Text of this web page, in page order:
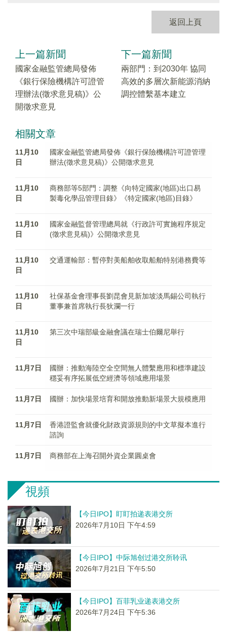
返回上頁
上一篇新聞
國家金融監管總局發佈
《銀行保險機構許可證管
理辦法(徵求意見稿)》公
開徵求意見
下一篇新聞
兩部門：到2030年 協同
高效的多層次新能源消納
調控體繫基本建立
相關文章
11月10
日
國家金融監管總局發佈《銀行保險機構許可證管理
辦法(徵求意見稿)》公開徵求意見
11月10
日
商務部等5部門：調整《向特定國家(地區)出口易
製毒化學品管理目錄》《特定國家(地區)目錄》
11月10
日
國家金融監督管理總局就《行政許可實施程序規定
(徵求意見稿)》公開徵求意見
11月10
日
交通運輸部：暫停對美船舶收取船舶特别港務費等
11月10
日
社保基金會理事長劉昆會見新加坡淡馬錫公司執行
董事兼首席執行長狄瀾一行
11月10
日
第三次中瑞部級金融會議在瑞士伯爾尼舉行
11月7日
國辦：推動海陸空全空間無人體繫應用和標準建設
穩妥有序拓展低空經濟等領域應用場景
11月7日 國辦：加快場景培育和開放推動新場景大規模應用
11月7日
香港證監會就優化財政資源規則的中文草擬本進行
諮詢
11月7日 商務部在上海召開外資企業圓桌會
視頻
【今日IPO】盯盯拍递表港交所
2026年7月10日 下午4:59
【今日IPO】中际旭创过港交所聆讯
2026年7月21日 下午5:50
【今日IPO】百菲乳业递表港交所
2026年7月24日 下午5:36